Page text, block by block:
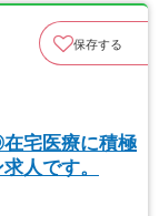
保存する
宅医療に積極
人です。